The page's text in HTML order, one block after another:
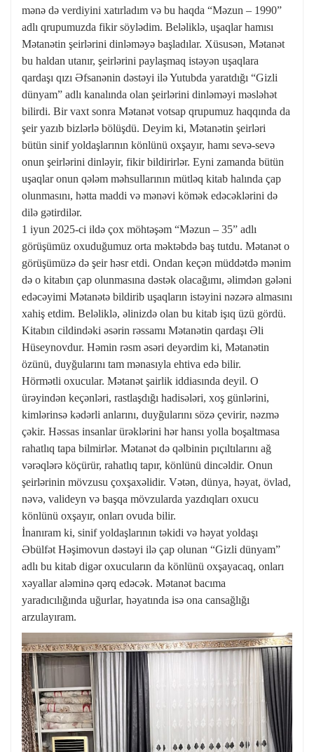
mənə də verdiyini xatırladım və bu haqda “Məzun – 1990”
adlı qrupumuzda fikir söylədim. Beləliklə, uşaqlar hamısı
Mətanətin şeirlərini dinləməyə başladılar. Xüsusən, Mətanət
bu haldan utanır, şeirlərini paylaşmaq istəyən uşaqlara
qardaşı qızı Əfsanənin dəstəyi ilə Yutubda yaratdığı “Gizli
dünyam” adlı kanalında olan şeirlərini dinləməyi məsləhət
bilirdi. Bir vaxt sonra Mətanət votsap qrupumuz haqqında da
şeir yazıb bizlərlə bölüşdü. Deyim ki, Mətanətin şeirləri
bütün sinif yoldaşlarının könlünü oxşayır, hamı sevə-sevə
onun şeirlərini dinləyir, fikir bildirirlər. Eyni zamanda bütün
uşaqlar onun qələm məhsullarının mütləq kitab halında çap
olunmasını, hətta maddi və mənəvi kömək edəcəklərini də
dilə gətirdilər.
1 iyun 2025-ci ildə çox möhtəşəm “Məzun – 35” adlı
görüşümüz oxuduğumuz orta məktəbdə baş tutdu. Mətanət o
görüşümüzə də şeir həsr etdi. Ondan keçən müddətdə mənim
də o kitabın çap olunmasına dəstək olacağımı, əlimdən gələni
edəcəyimi Mətanətə bildirib uşaqların istəyini nəzərə almasını
xahiş etdim. Beləliklə, əlinizdə olan bu kitab işıq üzü gördü.
Kitabın cildindəki əsərin rəssamı Mətanətin qardaşı Əli
Hüseynovdur. Həmin rəsm əsəri deyərdim ki, Mətanətin
özünü, duyğularını tam mənasıyla ehtiva edə bilir.
Hörmətli oxucular. Mətanət şairlik iddiasında deyil. O
ürəyindən keçənləri, rastlaşdığı hadisələri, xoş günlərini,
kimlərinsə kədərli anlarını, duyğularını sözə çevirir, nəzmə
çəkir. Həssas insanlar ürəklərini hər hansı yolla boşaltmasa
rahatlıq tapa bilmirlər. Mətanət də qəlbinin pıçıltılarını ağ
vərəqlərə köçürür, rahatlıq tapır, könlünü dincəldir. Onun
şeirlərinin mövzusu çoxşaxəlidir. Vətən, dünya, həyat, övlad,
nəvə, valideyn və başqa mövzularda yazdıqları oxucu
könlünü oxşayır, onları ovuda bilir.
İnanıram ki, sinif yoldaşlarının təkidi və həyat yoldaşı
Əbülfət Həşimovun dəstəyi ilə çap olunan “Gizli dünyam”
adlı bu kitab digər oxucuların da könlünü oxşayacaq, onları
xəyallar aləminə qərq edəcək. Mətanət bacıma
yaradıcılığında uğurlar, həyatında isə ona cansağlığı
arzulayıram.